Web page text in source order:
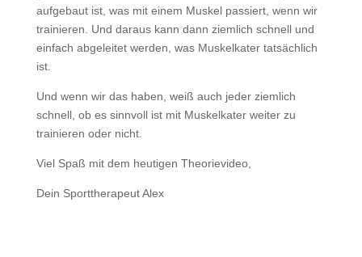
aufgebaut ist, was mit einem Muskel passiert, wenn wir
trainieren. Und daraus kann dann ziemlich schnell und
einfach abgeleitet werden, was Muskelkater tatsächlich
ist.
Und wenn wir das haben, weiß auch jeder ziemlich
schnell, ob es sinnvoll ist mit Muskelkater weiter zu
trainieren oder nicht.
Viel Spaß mit dem heutigen Theorievideo,
Dein Sporttherapeut Alex